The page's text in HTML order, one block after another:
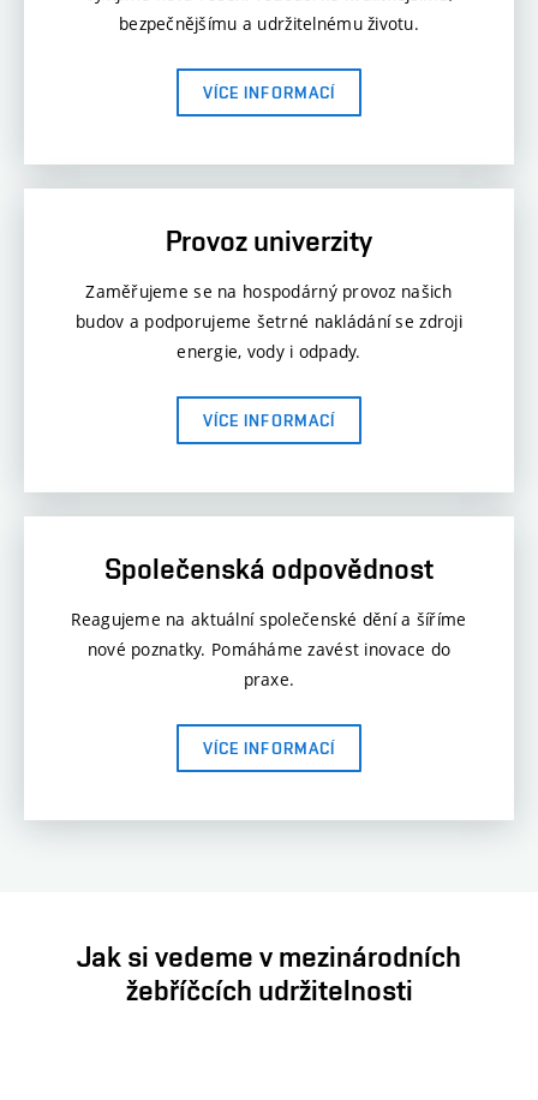
bezpečnějšímu a udržitelnému životu.
VÍCE INFORMACÍ
Provoz univerzity
Zaměřujeme se na hospodárný provoz našich
budov a podporujeme šetrné nakládání se zdroji
energie, vody i odpady.
VÍCE INFORMACÍ
Společenská odpovědnost
Reagujeme na aktuální společenské dění a šíříme
nové poznatky. Pomáháme zavést inovace do
praxe.
VÍCE INFORMACÍ
Jak si vedeme v mezinárodních
žebříčcích udržitelnosti